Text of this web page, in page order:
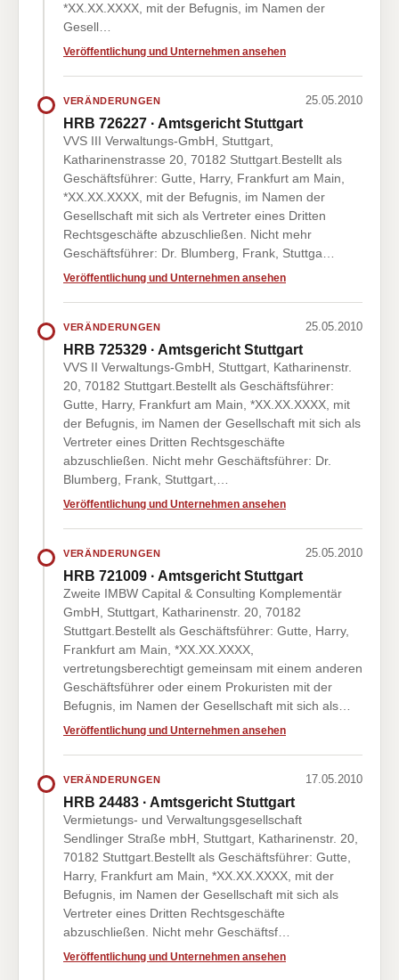
*XX.XX.XXXX, mit der Befugnis, im Namen der
Gesell…
Veröffentlichung und Unternehmen ansehen
VERÄNDERUNGEN 25.05.2010
HRB 726227 · Amtsgericht Stuttgart
VVS III Verwaltungs-GmbH, Stuttgart,
Katharinenstrasse 20, 70182 Stuttgart.Bestellt als
Geschäftsführer: Gutte, Harry, Frankfurt am Main,
*XX.XX.XXXX, mit der Befugnis, im Namen der
Gesellschaft mit sich als Vertreter eines Dritten
Rechtsgeschäfte abzuschließen. Nicht mehr
Geschäftsführer: Dr. Blumberg, Frank, Stuttga…
Veröffentlichung und Unternehmen ansehen
VERÄNDERUNGEN 25.05.2010
HRB 725329 · Amtsgericht Stuttgart
VVS II Verwaltungs-GmbH, Stuttgart, Katharinenstr.
20, 70182 Stuttgart.Bestellt als Geschäftsführer:
Gutte, Harry, Frankfurt am Main, *XX.XX.XXXX, mit
der Befugnis, im Namen der Gesellschaft mit sich als
Vertreter eines Dritten Rechtsgeschäfte
abzuschließen. Nicht mehr Geschäftsführer: Dr.
Blumberg, Frank, Stuttgart,…
Veröffentlichung und Unternehmen ansehen
VERÄNDERUNGEN 25.05.2010
HRB 721009 · Amtsgericht Stuttgart
Zweite IMBW Capital & Consulting Komplementär
GmbH, Stuttgart, Katharinenstr. 20, 70182
Stuttgart.Bestellt als Geschäftsführer: Gutte, Harry,
Frankfurt am Main, *XX.XX.XXXX,
vertretungsberechtigt gemeinsam mit einem anderen
Geschäftsführer oder einem Prokuristen mit der
Befugnis, im Namen der Gesellschaft mit sich als…
Veröffentlichung und Unternehmen ansehen
VERÄNDERUNGEN 17.05.2010
HRB 24483 · Amtsgericht Stuttgart
Vermietungs- und Verwaltungsgesellschaft
Sendlinger Straße mbH, Stuttgart, Katharinenstr. 20,
70182 Stuttgart.Bestellt als Geschäftsführer: Gutte,
Harry, Frankfurt am Main, *XX.XX.XXXX, mit der
Befugnis, im Namen der Gesellschaft mit sich als
Vertreter eines Dritten Rechtsgeschäfte
abzuschließen. Nicht mehr Geschäftsf…
Veröffentlichung und Unternehmen ansehen